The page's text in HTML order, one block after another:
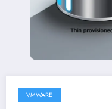
VMWARE